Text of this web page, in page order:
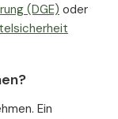
(DGE) oder
Ein